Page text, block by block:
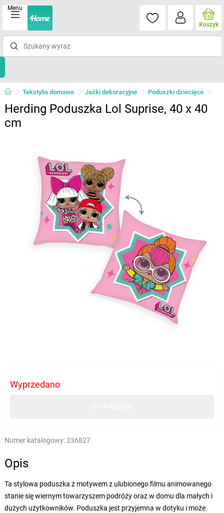
Menu
Koszyk
Tekstylia domowe Jaśki dekoracyjne Poduszki dziecięce
Herding Poduszka Lol Suprise, 40 x 40
cm
Wyprzedano
Numer katalogowy:236827
Opis
Ta stylowa poduszka z motywem z ulubionego filmu animowanego
stanie się wiernym towarzyszem podróży oraz w domu dla małych i
dużych użytkowników. Poduszka jest przyjemna w dotyku i może